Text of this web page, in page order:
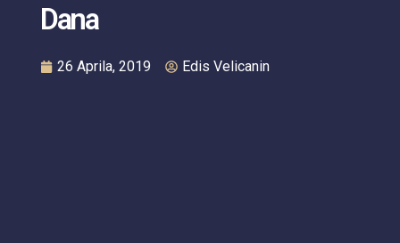
Dana
26 Aprila, 2019 Edis Velicanin